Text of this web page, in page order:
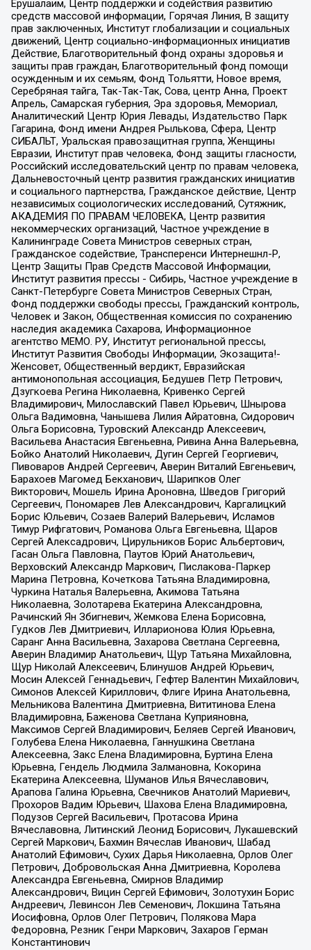
Ерушалаим, Центр поддержки и содействия развитию
средств массовой информации, Горячая Линия, В защиту
прав заключенных, Институт глобализации и социальных
движений, Центр социально-информационных инициатив
Действие, Благотворительный фонд охраны здоровья и
защиты прав граждан, Благотворительный фонд помощи
осужденным и их семьям, Фонд Тольятти, Новое время,
Серебряная тайга, Так-Так-Так, Сова, центр Анна, Проект
Апрель, Самарская губерния, Эра здоровья, Мемориал,
Аналитический Центр Юрия Левады, Издательство Парк
Гагарина, Фонд имени Андрея Рылькова, Сфера, Центр
СИБАЛЬТ, Уральская правозащитная группа, Женщины
Евразии, Институт прав человека, Фонд защиты гласности,
Российский исследовательский центр по правам человека,
Дальневосточный центр развития гражданских инициатив
и социального партнерства, Гражданское действие, Центр
независимых социологических исследований, Сутяжник,
АКАДЕМИЯ ПО ПРАВАМ ЧЕЛОВЕКА, Центр развития
некоммерческих организаций, Частное учреждение в
Калининграде Совета Министров северных стран,
Гражданское содействие, Трансперенси Интернешнл-Р,
Центр Защиты Прав Средств Массовой Информации,
Институт развития прессы - Сибирь, Частное учреждение в
Санкт-Петербурге Совета Министров Северных Стран,
Фонд поддержки свободы прессы, Гражданский контроль,
Человек и Закон, Общественная комиссия по сохранению
наследия академика Сахарова, Информационное
агентство МЕМО. РУ, Институт региональной прессы,
Институт Развития Свободы Информации, Экозащита!-
Женсовет, Общественный вердикт, Евразийская
антимонопольная ассоциация, Бедушев Петр Петрович,
Дзугкоева Регина Николаевна, Кривенко Сергей
Владимирович, Милославский Павел Юрьевич, Шнырова
Ольга Вадимовна, Чанышева Лилия Айратовна, Сидорович
Ольга Борисовна, Туровский Александр Алексеевич,
Васильева Анастасия Евгеньевна, Ривина Анна Валерьевна,
Бойко Анатолий Николаевич, Дугин Сергей Георгиевич,
Пивоваров Андрей Сергеевич, Аверин Виталий Евгеньевич,
Барахоев Магомед Бекханович, Шарипков Олег
Викторович, Мошель Ирина Ароновна, Шведов Григорий
Сергеевич, Пономарев Лев Александрович, Каргалицкий
Борис Юльевич, Созаев Валерий Валерьевич, Исламов
Тимур Рифгатович, Романова Ольга Евгеньевна, Щаров
Сергей Алексадрович, Цирульников Борис Альбертович,
Гасан Ольга Павловна, Паутов Юрий Анатольевич,
Верховский Александр Маркович, Пислакова-Паркер
Марина Петровна, Кочеткова Татьяна Владимировна,
Чуркина Наталья Валерьевна, Акимова Татьяна
Николаевна, Золотарева Екатерина Александровна,
Рачинский Ян Збигневич, Жемкова Елена Борисовна,
Гудков Лев Дмитриевич, Илларионова Юлия Юрьевна,
Саранг Анна Васильевна, Захарова Светлана Сергеевна,
Аверин Владимир Анатольевич, Щур Татьяна Михайловна,
Щур Николай Алексеевич, Блинушов Андрей Юрьевич,
Мосин Алексей Геннадьевич, Гефтер Валентин Михайлович,
Симонов Алексей Кириллович, Флиге Ирина Анатольевна,
Мельникова Валентина Дмитриевна, Вититинова Елена
Владимировна, Баженова Светлана Куприяновна,
Максимов Сергей Владимирович, Беляев Сергей Иванович,
Голубева Елена Николаевна, Ганнушкина Светлана
Алексеевна, Закс Елена Владимировна, Буртина Елена
Юрьевна, Гендель Людмила Залмановна, Кокорина
Екатерина Алексеевна, Шуманов Илья Вячеславович,
Арапова Галина Юрьевна, Свечников Анатолий Мариевич,
Прохоров Вадим Юрьевич, Шахова Елена Владимировна,
Подузов Сергей Васильевич, Протасова Ирина
Вячеславовна, Литинский Леонид Борисович, Лукашевский
Сергей Маркович, Бахмин Вячеслав Иванович, Шабад
Анатолий Ефимович, Сухих Дарья Николаевна, Орлов Олег
Петрович, Добровольская Анна Дмитриевна, Королева
Александра Евгеньевна, Смирнов Владимир
Александрович, Вицин Сергей Ефимович, Золотухин Борис
Андреевич, Левинсон Лев Семенович, Локшина Татьяна
Иосифовна, Орлов Олег Петрович, Полякова Мара
Федоровна, Резник Генри Маркович, Захаров Герман
Константинович